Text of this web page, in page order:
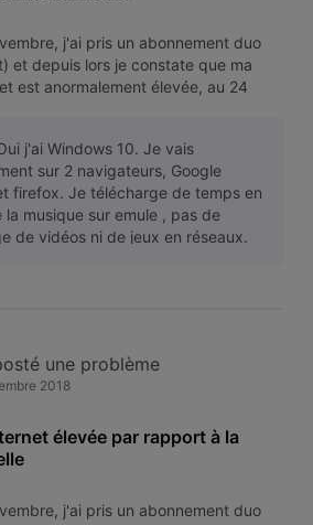
j'ai pris un abonnement duo
et depuis lors je constate que ma
est anormalement élevée, au 24
j'ai Windows 10. Je vais
sur 2 navigateurs, Google
firefox. Je télécharge de temps en
la musique sur emule , pas de
de vidéos ni de jeux en réseaux.
une problème
2018
élevée par rapport à la
j'ai pris un abonnement duo